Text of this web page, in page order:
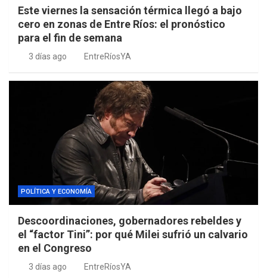
Este viernes la sensación térmica llegó a bajo
cero en zonas de Entre Ríos: el pronóstico
para el fin de semana
3 días ago EntreRíosYA
POLÍTICA Y ECONOMÍA
Descoordinaciones, gobernadores rebeldes y
el “factor Tini”: por qué Milei sufrió un calvario
en el Congreso
3 días ago EntreRíosYA